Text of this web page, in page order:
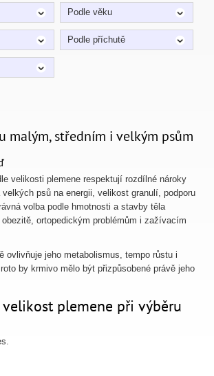
Podle věku
Podle příchutě
malým, středním i velkým psům
velikosti plemene respektují rozdílné nároky
psů na energii, velikost granulí, podporu
volba podle hmotnosti a stavby těla
obezitě, ortopedickým problémům i zažívacím
ovlivňuje jeho metabolismus, tempo růstu i
by krmivo mělo být přizpůsobené právě jeho
velikost plemene při výběru